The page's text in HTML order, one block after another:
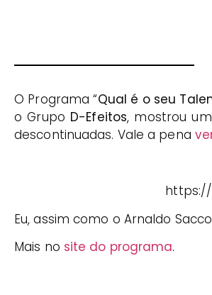
O Programa “Qual é o seu
o Grupo D-Efeitos, mostrou
descontinuadas. Vale a pena
https://
Eu, assim como o Arnaldo
Mais no site do programa.